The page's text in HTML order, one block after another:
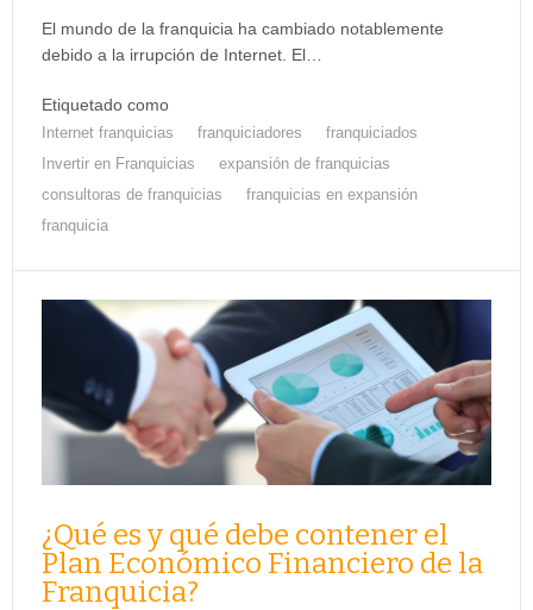
El mundo de la franquicia ha cambiado notablemente
debido a la irrupción de Internet. El…
Etiquetado como
Internet franquicias franquiciadores
franquiciados
Invertir en Franquicias
expansión de franquicias
consultoras de franquicias
franquicias en expansión
franquicia
¿Qué es y qué debe contener el
Plan Económico Financiero de la
Franquicia?